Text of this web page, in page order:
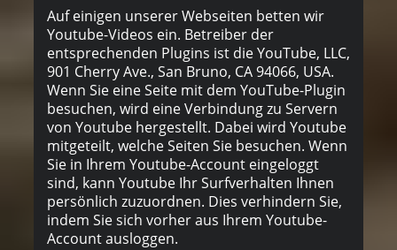
Auf einigen unserer Webseiten betten wir
Youtube-Videos ein. Betreiber der
entsprechenden Plugins ist die YouTube, LLC,
901 Cherry Ave., San Bruno, CA 94066, USA.
Wenn Sie eine Seite mit dem YouTube-Plugin
besuchen, wird eine Verbindung zu Servern
von Youtube hergestellt. Dabei wird Youtube
mitgeteilt, welche Seiten Sie besuchen. Wenn
Sie in Ihrem Youtube-Account eingeloggt
sind, kann Youtube Ihr Surfverhalten Ihnen
persönlich zuzuordnen. Dies verhindern Sie,
indem Sie sich vorher aus Ihrem Youtube-
Account ausloggen.